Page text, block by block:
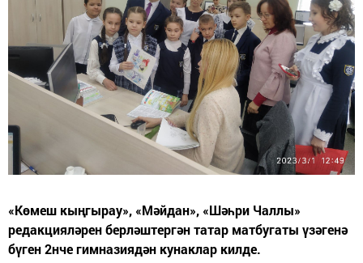
«Көмеш кыңгырау», «Мәйдан», «Шәһри Чаллы»
редакцияләрен берләштергән татар матбугаты үзәгенә
бүген 2нче гимназиядән кунаклар килде.